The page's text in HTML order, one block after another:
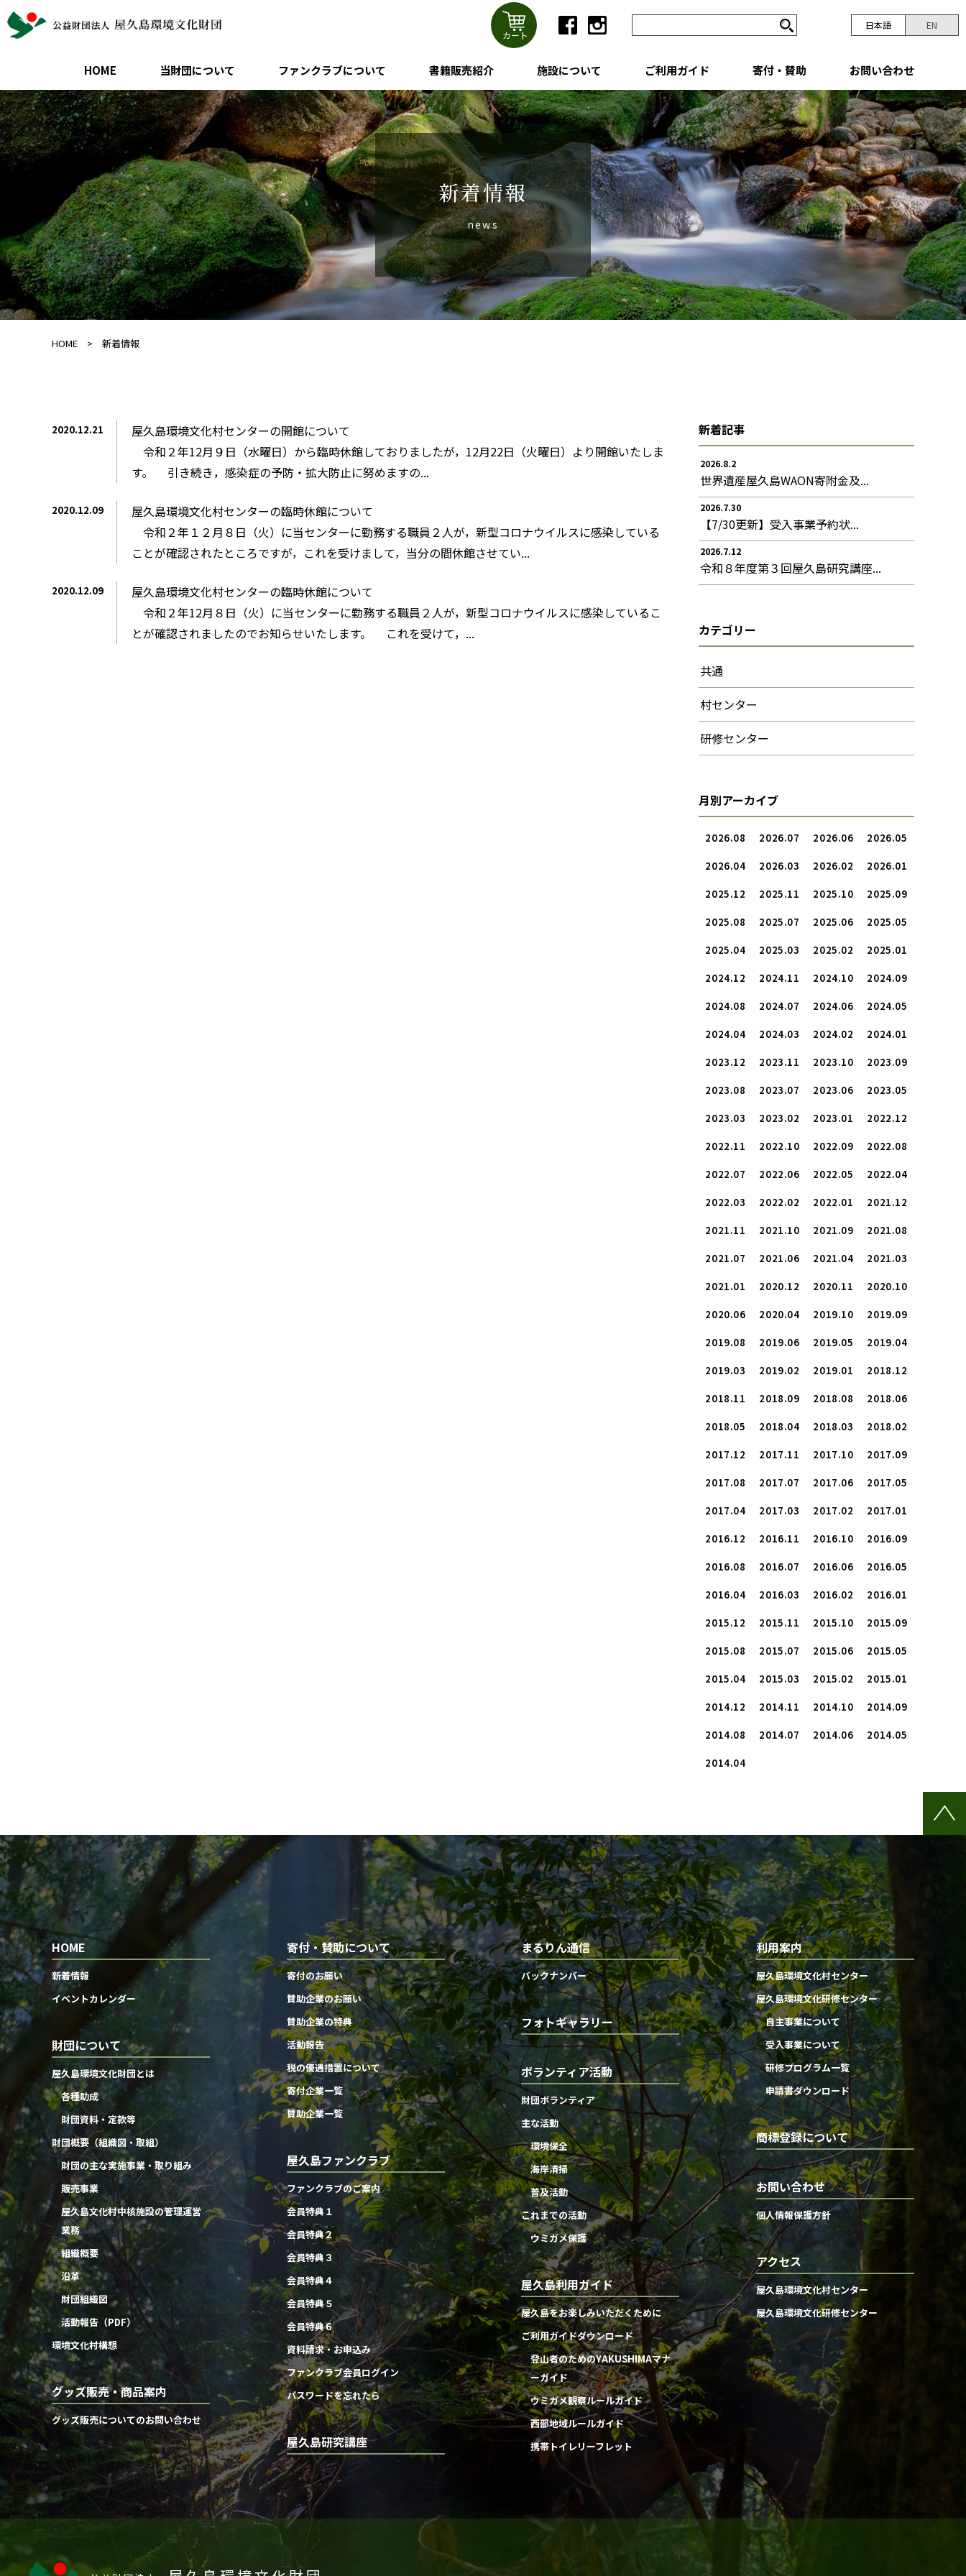
カート
日本語 EN
HOME 当財団について ファンクラブについて 書籍販売紹介 施設について ご利用ガイド 寄付・賛助 お問い合わせ
新着情報
news
HOME 新着情報
2020.12.21
屋久島環境文化村センターの開館について
令和２年12月９日（水曜日）から臨時休館しておりましたが，12月22日（火曜日）より開館いたしま
す。 引き続き，感染症の予防・拡大防止に努めますの...
2020.12.09
屋久島環境文化村センターの臨時休館について
令和２年１２月８日（火）に当センターに勤務する職員２人が，新型コロナウイルスに感染している
ことが確認されたところですが，これを受けまして，当分の間休館させてい...
2020.12.09
屋久島環境文化村センターの臨時休館について
令和２年12月８日（火）に当センターに勤務する職員２人が，新型コロナウイルスに感染しているこ
とが確認されましたのでお知らせいたします。 これを受けて，...
新着記事
2026.8.2
世界遺産屋久島WAON寄附金及...
2026.7.30
【7/30更新】受入事業予約状...
2026.7.12
令和８年度第３回屋久島研究講座...
カテゴリー
共通
村センター
研修センター
月別アーカイブ
2026.08 2026.07 2026.06 2026.05
2026.04 2026.03 2026.02 2026.01
2025.12 2025.11 2025.10 2025.09
2025.08 2025.07 2025.06 2025.05
2025.04 2025.03 2025.02 2025.01
2024.12 2024.11 2024.10 2024.09
2024.08 2024.07 2024.06 2024.05
2024.04 2024.03 2024.02 2024.01
2023.12 2023.11 2023.10 2023.09
2023.08 2023.07 2023.06 2023.05
2023.03 2023.02 2023.01 2022.12
2022.11 2022.10 2022.09 2022.08
2022.07 2022.06 2022.05 2022.04
2022.03 2022.02 2022.01 2021.12
2021.11 2021.10 2021.09 2021.08
2021.07 2021.06 2021.04 2021.03
2021.01 2020.12 2020.11 2020.10
2020.06 2020.04 2019.10 2019.09
2019.08 2019.06 2019.05 2019.04
2019.03 2019.02 2019.01 2018.12
2018.11 2018.09 2018.08 2018.06
2018.05 2018.04 2018.03 2018.02
2017.12 2017.11 2017.10 2017.09
2017.08 2017.07 2017.06 2017.05
2017.04 2017.03 2017.02 2017.01
2016.12 2016.11 2016.10 2016.09
2016.08 2016.07 2016.06 2016.05
2016.04 2016.03 2016.02 2016.01
2015.12 2015.11 2015.10 2015.09
2015.08 2015.07 2015.06 2015.05
2015.04 2015.03 2015.02 2015.01
2014.12 2014.11 2014.10 2014.09
2014.08 2014.07 2014.06 2014.05
2014.04
HOME
新着情報
イベントカレンダー
財団について
屋久島環境文化財団とは
各種助成
財団資料・定款等
財団概要（組織図・取組）
財団の主な実施事業・取り組み
販売事業
屋久島文化村中核施設の管理運営
業務
組織概要
沿革
財団組織図
活動報告（PDF）
環境文化村構想
グッズ販売・商品案内
グッズ販売についてのお問い合わせ
寄付・賛助について
寄付のお願い
賛助企業のお願い
賛助企業の特典
活動報告
税の優遇措置について
寄付企業一覧
賛助企業一覧
屋久島ファンクラブ
ファンクラブのご案内
会員特典１
会員特典２
会員特典３
会員特典４
会員特典５
会員特典６
資料請求・お申込み
ファンクラブ会員ログイン
パスワードを忘れたら
屋久島研究講座
まるりん通信
バックナンバー
フォトギャラリー
ボランティア活動
財団ボランティア
主な活動
環境保全
海岸清掃
普及活動
これまでの活動
ウミガメ保護
屋久島利用ガイド
屋久島をお楽しみいただくために
ご利用ガイドダウンロード
登山者のためのYAKUSHIMAマナ
ーガイド
ウミガメ観察ルールガイド
西部地域ルールガイド
携帯トイレリーフレット
利用案内
屋久島環境文化村センター
屋久島環境文化研修センター
自主事業について
受入事業について
研修プログラム一覧
申請書ダウンロード
商標登録について
お問い合わせ
個人情報保護方針
アクセス
屋久島環境文化村センター
屋久島環境文化研修センター